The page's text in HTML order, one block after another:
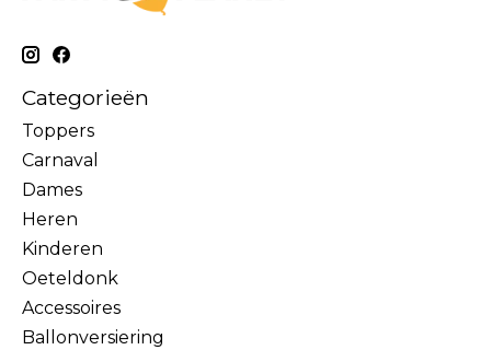
Categorieën
Toppers
Carnaval
Dames
Heren
Kinderen
Oeteldonk
Accessoires
Ballonversiering